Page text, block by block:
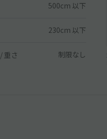
500cm 以下
230cm 以下
重さ 制限なし